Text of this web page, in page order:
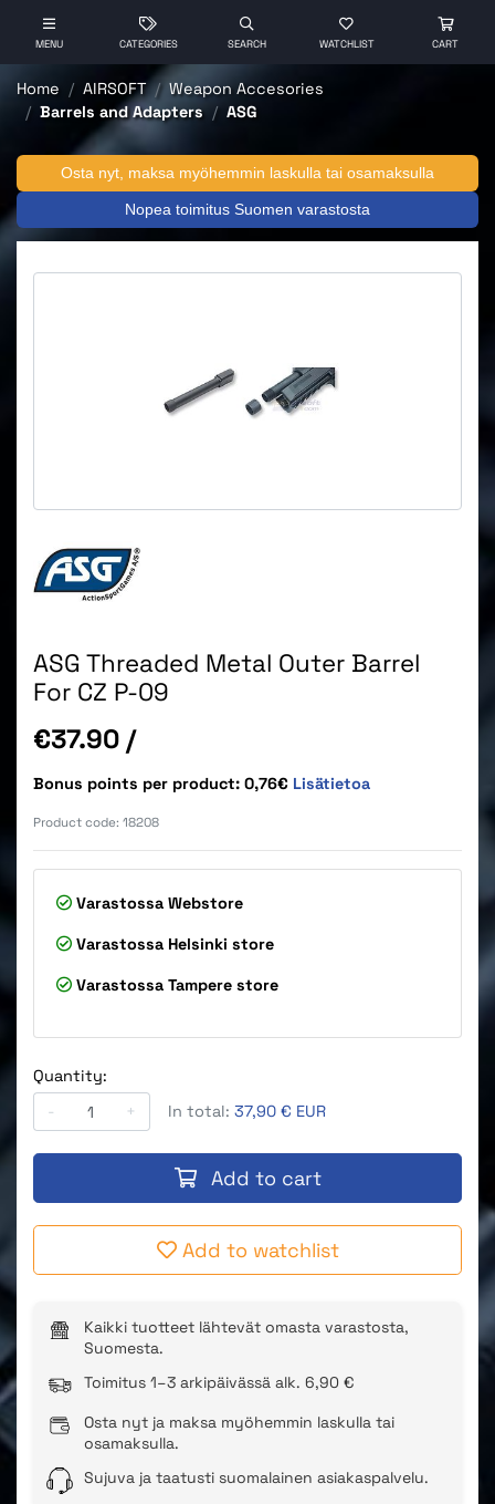
MENU CATEGORIES SEARCH WATCHLIST CART
Home AIRSOFT
Weapon Accesories
Barrels and Adapters
ASG
Osta nyt, maksa myöhemmin laskulla tai osamaksulla
Nopea toimitus Suomen varastosta
ASG Threaded Metal Outer Barrel
For CZ P-09
Price
€37.90 /
Bonus points per product: 0,76€ Lisätietoa
Product code: 18208
Varastossa Webstore
Varastossa Helsinki store
Varastossa Tampere store
Quantity:
-
+ In total: 37,90 € EUR
Add to cart
Add to watchlist
Kaikki tuotteet lähtevät omasta varastosta,
Suomesta.
Toimitus 1–3 arkipäivässä alk. 6,90 €
Osta nyt ja maksa myöhemmin laskulla tai
osamaksulla.
Sujuva ja taatusti suomalainen asiakaspalvelu.